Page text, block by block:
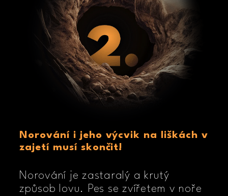
Norování i jeho výcvik na liškách v
zajetí musí skončit!
Norování je zastaralý a krutý
způsob lovu. Pes se zvířetem v noře